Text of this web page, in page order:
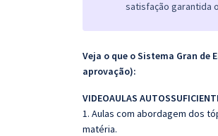
satisfação garantida
Veja o que o Sistema Gran de
aprovação):
VIDEOAULAS
1. Aulas com abordagem dos
matéria.